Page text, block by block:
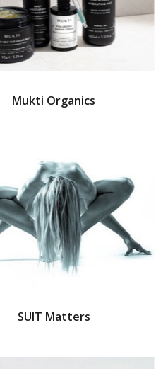
Mukti Organics
SUIT Matters